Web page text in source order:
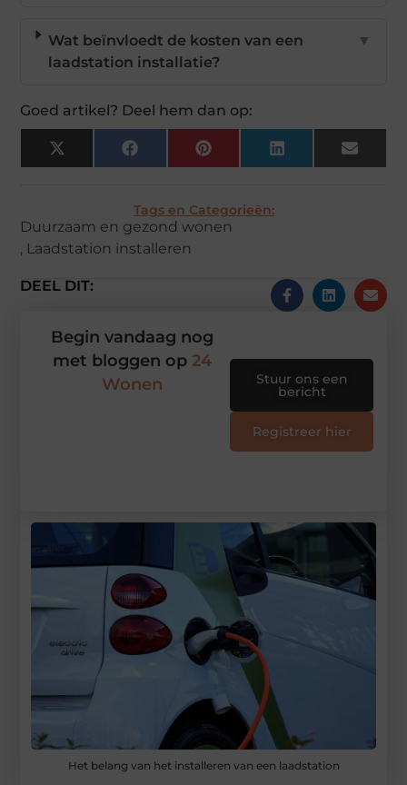
Wat beïnvloedt de kosten van een
laadstation installatie?
▼
Goed artikel? Deel hem dan op:
X
(Twitter)
FacebookPinterestLinkedIn Email
Tags en Categorieën:
Duurzaam en gezond wonen
, Laadstation installeren
DEEL DIT:
Het belang van het installeren van een laadstation
Begin vandaag nog
met bloggen op 24
Wonen
Stuur ons een
bericht
Registreer hier